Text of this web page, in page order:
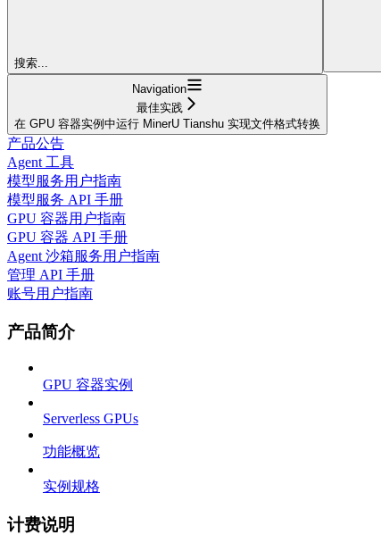
搜索...
Navigation
最佳实践
在 GPU 容器实例中运行 MinerU Tianshu 实现文件格式转换
产品公告
Agent 工具
模型服务用户指南
模型服务 API 手册
GPU 容器用户指南
GPU 容器 API 手册
Agent 沙箱服务用户指南
管理 API 手册
账号用户指南
产品简介
GPU 容器实例
Serverless GPUs
功能概览
实例规格
计费说明